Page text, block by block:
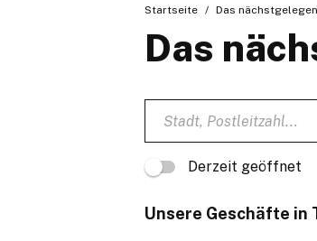
Startseite Das
Das
Derzeit geöffnet
Unsere Geschäfte in